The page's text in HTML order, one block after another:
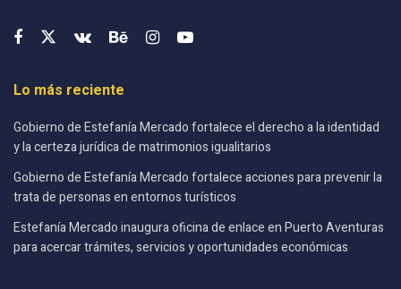
Lo más reciente
Gobierno de Estefanía Mercado fortalece el derecho a la identidad
y la certeza jurídica de matrimonios igualitarios
Gobierno de Estefanía Mercado fortalece acciones para prevenir la
trata de personas en entornos turísticos
Estefanía Mercado inaugura oficina de enlace en Puerto Aventuras
para acercar trámites, servicios y oportunidades económicas